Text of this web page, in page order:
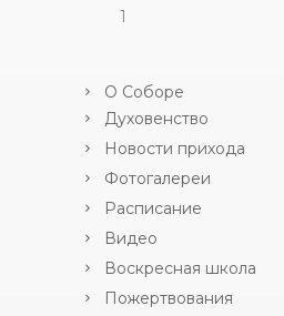
1
О Соборе
Духовенство
Новости прихода
Фотогалереи
Расписание
Видео
Воскресная школа
Пожертвования